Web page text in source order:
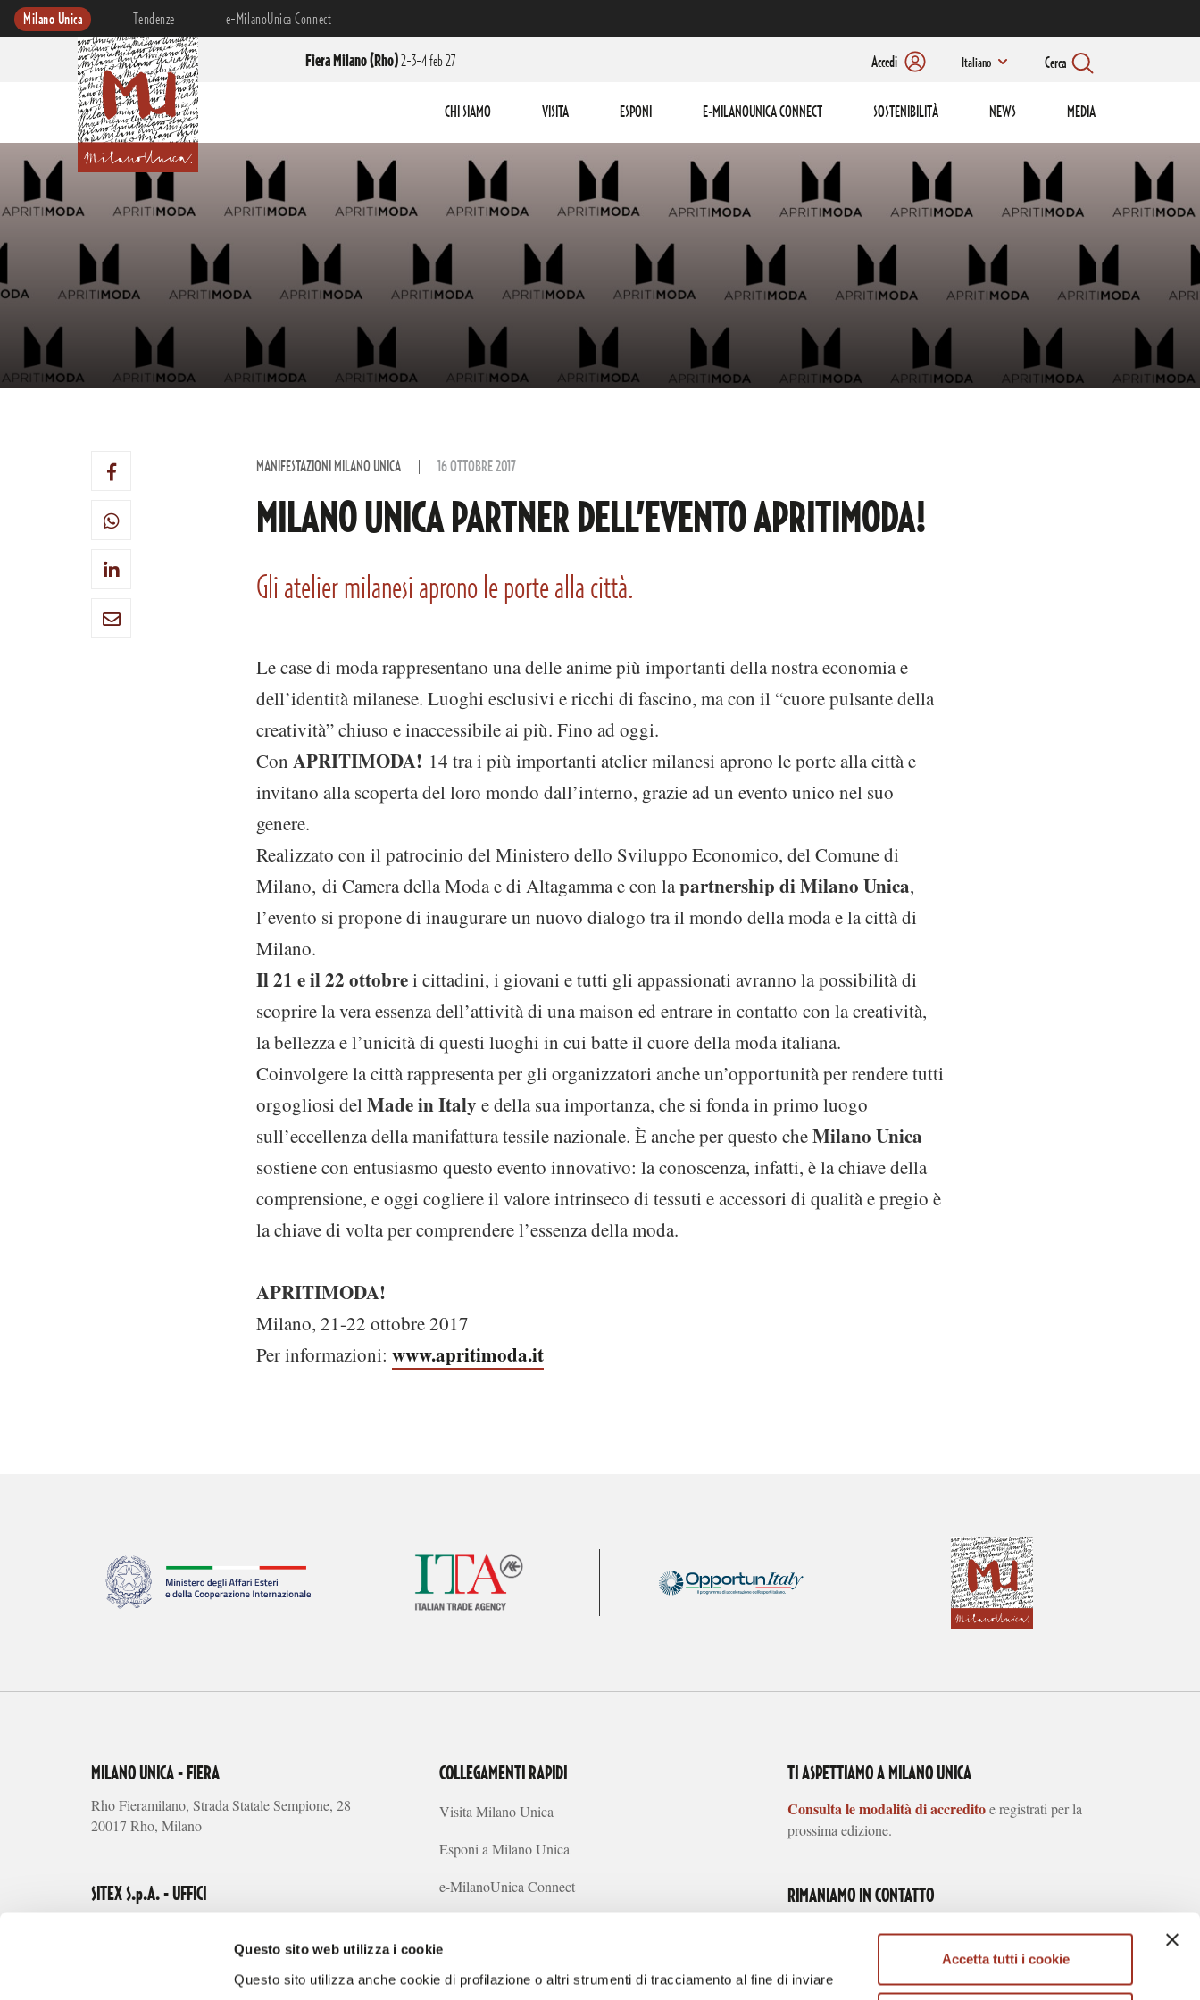
Questo sito web utilizza i cookie
Questo sito utilizza anche cookie di profilazione o altri strumenti di tracciamento al fine di inviare
Accetta tutti i cookie
Milano Unica Tendenze e-MilanoUnica Connect
Fiera Milano (Rho) 2-3-4 feb 27 Accedi Italiano Cerca
CHI SIAMO VISITA ESPONI E-MILANOUNICA CONNECT SOSTENIBILITÀ NEWS MEDIA
MANIFESTAZIONI MILANO UNICA 16 OTTOBRE 2017
MILANO UNICA PARTNER DELL’EVENTO APRITIMODA!
Gli atelier milanesi aprono le porte alla città.
Le case di moda rappresentano una delle anime più importanti della nostra economia e
dell’identità milanese. Luoghi esclusivi e ricchi di fascino, ma con il “cuore pulsante della
creatività” chiuso e inaccessibile ai più. Fino ad oggi.
Con APRITIMODA! 14 tra i più importanti atelier milanesi aprono le porte alla città e
invitano alla scoperta del loro mondo dall’interno, grazie ad un evento unico nel suo
genere.
Realizzato con il patrocinio del Ministero dello Sviluppo Economico, del Comune di
Milano, di Camera della Moda e di Altagamma e con lapartnership di Milano Unica,
l’evento si propone di inaugurare un nuovo dialogo tra il mondo della moda e la città di
Milano.
Il 21 e il 22 ottobrei cittadini, i giovani e tutti gli appassionati avranno la possibilità di
scoprire la vera essenza dell’attività di una maison ed entrare in contatto con la creatività,
la bellezza e l’unicità di questi luoghi in cui batte il cuore della moda italiana.
Coinvolgere la città rappresenta per gli organizzatori anche un’opportunità per rendere tutti
orgogliosi delMade in Italy e della sua importanza, che si fonda in primo luogo
sull’eccellenza della manifattura tessile nazionale. È anche per questo cheMilano Unica
sostiene con entusiasmo questo evento innovativo: la conoscenza, infatti, è la chiave della
comprensione, e oggi cogliere il valore intrinseco di tessuti e accessori di qualità e pregio è
la chiave di volta per comprendere l’essenza della moda.
APRITIMODA!
Milano, 21-22 ottobre 2017
Per informazioni: www.apritimoda.it
MILANO UNICA - FIERA
Rho Fieramilano, Strada Statale Sempione, 28
20017 Rho, Milano
SITEX S.p.A. - UFFICI
COLLEGAMENTI RAPIDI
Visita Milano Unica
Esponi a Milano Unica
e-MilanoUnica Connect
TI ASPETTIAMO A MILANO UNICA
Consulta le modalità di accreditoe registrati per la
prossima edizione.
RIMANIAMO IN CONTATTO